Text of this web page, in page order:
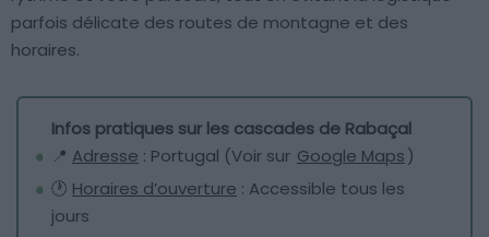
parfois délicate des routes de montagne et des
horaires.
Infos pratiques sur les cascades de Rabaçal
📍 Adresse : Portugal (Voir sur Google Maps)
🕐 Horaires d’ouverture : Accessible tous les
jours